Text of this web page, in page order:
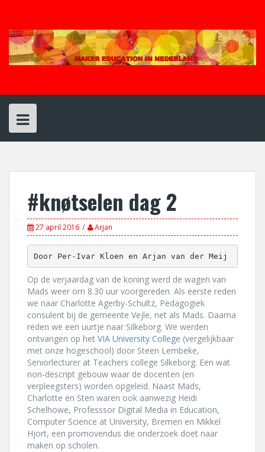
inhoud
#knøtselen dag 2
27 april 2016 Arjan
Door Per-Ivar Kloen en Arjan van der Meij
Op de verjaardag van de koning werd de wagen van
Mads weer om 8.30 uur voorgereden. Als eerste reden
we naar Charlotte Agerby-Schultz, Pedagogiek
consulent bij de gemeente Vejle, net als Mads. Daarna
reden we een uurtje naar Silkeborg. We werden
ontvangen op het VIA University College (vergelijkbaar
met onze hogeschool) door Steen Lembeke,
Seniorlecturer at Teachers college Silkeborg. Een wat
non-descript gebouw waar de docenten (en
verpleegsters) worden opgeleid. Naast Mads,
Charlotte en Sten waren ook aanwezig Heidi
Schelhowe, Professsor Digital Media in Education,
Computer Science at University, Bremen en Mikkel
Hjort, een promovendus die onderzoek doet naar
maken op scholen.